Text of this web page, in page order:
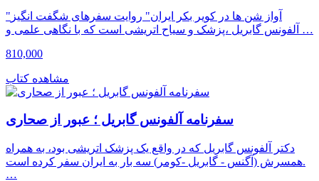
"آواز شن ها در کویر بکر ایران" روایت سفرهای شگفت انگیز
آلفونس گابریل ،‌پزشک و سیاح اتریشی است که با نگاهی علمی و …
810,000
مشاهده کتاب
سفرنامه آلفونس گابریل ؛ عبور از صحاری
دکتر آلفونس گابریل که در واقع یک پزشک اتریشی بود، به همراه
همسرش (آگنس - گابریل -کومر) سه بار به ایران سفر کرده است.
…